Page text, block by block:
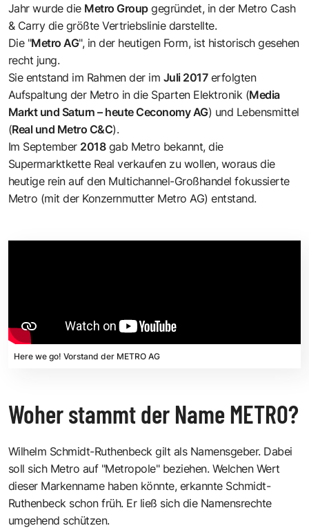
Jahr wurde die Metro Group gegründet, in der Metro Cash
& Carry die größte Vertriebslinie darstellte.
Die "Metro AG", in der heutigen Form, ist historisch gesehen
recht jung.
Sie entstand im Rahmen der im Juli 2017erfolgten
Aufspaltung der Metro in die Sparten Elektronik (Media
Markt und Saturn – heute Ceconomy AG) und Lebensmittel
(Real und Metro C&C).
Im September 2018gab Metro bekannt, die
Supermarktkette Real verkaufen zu wollen, woraus die
heutige rein auf den Multichannel-Großhandel fokussierte
Metro (mit der Konzernmutter Metro AG) entstand.
Here we go! Vorstand der METRO AG
Woher stammt der Name METRO?
Wilhelm Schmidt-Ruthenbeck gilt als Namensgeber. Dabei
soll sich Metro auf "Metropole" beziehen. Welchen Wert
dieser Markenname haben könnte, erkannte Schmidt-
Ruthenbeck schon früh. Er ließ sich die Namensrechte
umgehend schützen.